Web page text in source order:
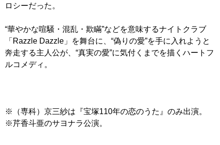
ロシーだった。
“華やかな喧騒・混乱・欺瞞”などを意味するナイトクラブ
「Razzle Dazzle」を舞台に、“偽りの愛”を手に入れようと
奔走する主人公が、“真実の愛”に気付くまでを描くハートフ
ルコメディ。
※（専科）京三紗は『宝塚110年の恋のうた』のみ出演。
※芹香斗亜のサヨナラ公演。